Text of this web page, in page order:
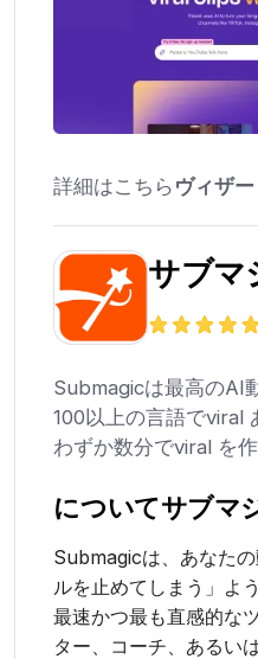
詳細はこちら ヴィザ
サブマ
Submagicは最高のAI
100以上の言語でviral
わずか数分でviral を作
についてサブマ
Submagicは、あなた
ルを止めてしまう」よ
最速かつ最も直感的な
ター、コーチ、あるい